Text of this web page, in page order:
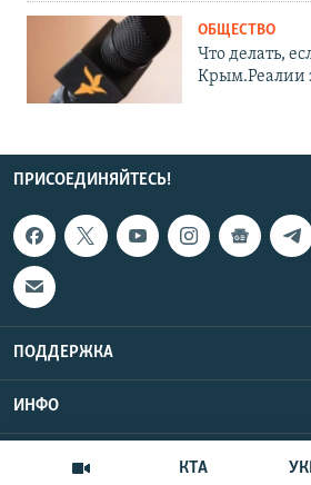
КТА
ОБЩЕСТВО
Что делать,
Крым.Реалии
ПРИСОЕДИНЯЙТЕСЬ!
ПОДДЕРЖКА
ИНФО
Copyright Крым.Реалии,
UTC+3